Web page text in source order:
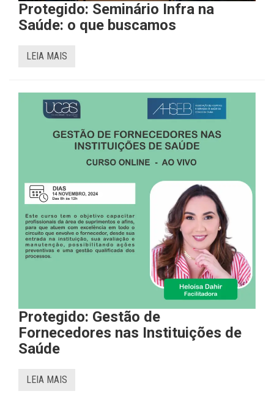
Protegido: Seminário Infra na
Saúde: o que buscamos
LEIA MAIS
Protegido: Gestão de
Fornecedores nas Instituições de
Saúde
LEIA MAIS